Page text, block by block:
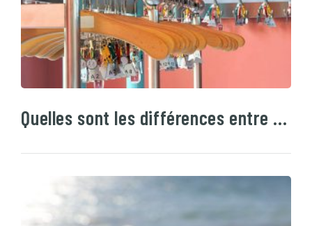
Quelles sont les différences entre …